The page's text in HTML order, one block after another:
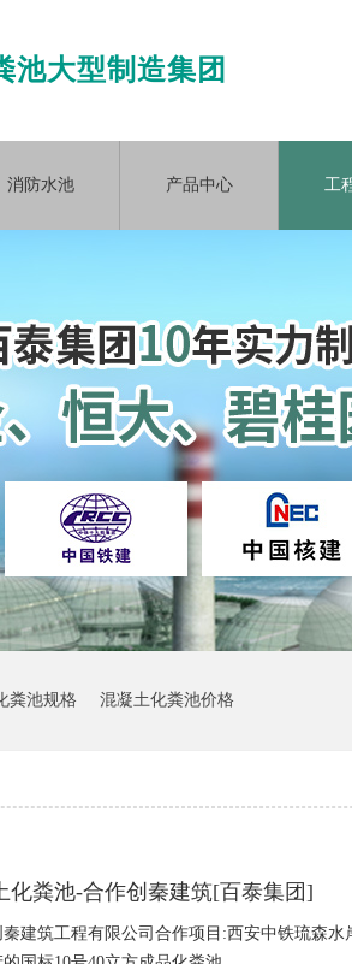
池大型制造集团
消防水池 产品中心 工
粪池规格 混凝土化粪池价格
化粪池-合作创秦建筑[百泰集团]
建筑工程有限公司合作项目:西安中铁琉森